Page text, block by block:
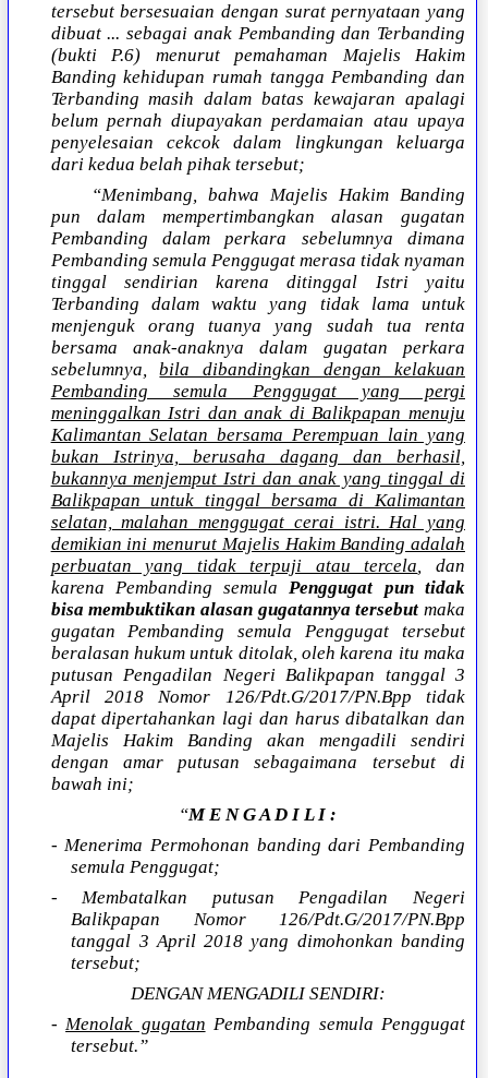
tersebut bersesuaian dengan surat pernyataan yang
dibuat ... sebagai anak Pembanding dan Terbanding
(bukti P.6) menurut pemahaman Majelis Hakim
Banding kehidupan rumah tangga Pembanding dan
Terbanding masih dalam batas kewajaran apalagi
belum pernah diupayakan perdamaian atau upaya
penyelesaian cekcok dalam lingkungan keluarga
dari kedua belah pihak tersebut;
“Menimbang, bahwa Majelis Hakim Banding
pun dalam mempertimbangkan alasan gugatan
Pembanding dalam perkara sebelumnya dimana
Pembanding semula Penggugat merasa tidak nyaman
tinggal sendirian karena ditinggal Istri yaitu
Terbanding dalam waktu yang tidak lama untuk
menjenguk orang tuanya yang sudah tua renta
bersama anak-anaknya dalam gugatan perkara
sebelumnya,bila dibandingkan dengan kelakuan
Pembanding semula Penggugat yang pergi
meninggalkan Istri dan anak di Balikpapan menuju
Kalimantan Selatan bersama Perempuan lain yang
bukan Istrinya, berusaha dagang dan berhasil,
bukannya menjemput Istri dan anak yang tinggal di
Balikpapan untuk tinggal bersama di Kalimantan
selatan, malahan menggugat cerai istri. Hal yang
demikian ini menurut Majelis Hakim Banding adalah
perbuatan yang tidak terpuji atau tercela, dan
karena Pembanding semulaPenggugat pun tidak
bisa membuktikan alasan gugatannya tersebut maka
gugatan Pembanding semula Penggugat tersebut
beralasan hukum untuk ditolak, oleh karena itu maka
putusan Pengadilan Negeri Balikpapan tanggal 3
April 2018 Nomor 126/Pdt.G/2017/PN.Bpp tidak
dapat dipertahankan lagi dan harus dibatalkan dan
Majelis Hakim Banding akan mengadili sendiri
dengan amar putusan sebagaimana tersebut di
bawah ini;
“M E N G A D I L I :
- Menerima Permohonan banding dari Pembanding
semula Penggugat;
- Membatalkan putusan Pengadilan Negeri
Balikpapan Nomor 126/Pdt.G/2017/PN.Bpp
tanggal 3 April 2018 yang dimohonkan banding
tersebut;
DENGAN MENGADILI SENDIRI:
-Menolak gugatan Pembanding semula Penggugat
tersebut.”